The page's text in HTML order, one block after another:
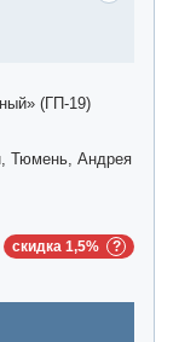
(ГП-19)
Тюмень, Андрея
скидка 1,5%